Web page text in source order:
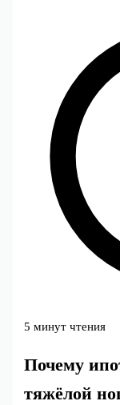
5 минут чтения
Почему
тяжёлой